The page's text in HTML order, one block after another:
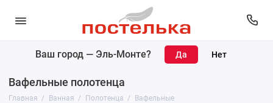
Ваш город — Эль-Монте?
Вафельные полотенца
Главная Ванная Полотенца Вафельные
Полотенца